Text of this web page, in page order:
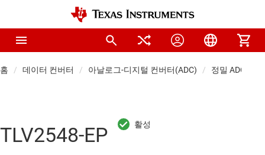
홈 데이터 컨버터 아날로그-디지털 컨버터(ADC) 정밀 ADC
TLV2548-EP